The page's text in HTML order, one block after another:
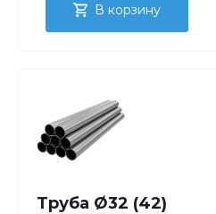
В корзину
Труба Ø32 (42)